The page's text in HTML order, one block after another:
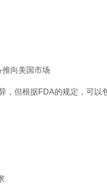
推向美国市场
，但根据FDA的规定，可以